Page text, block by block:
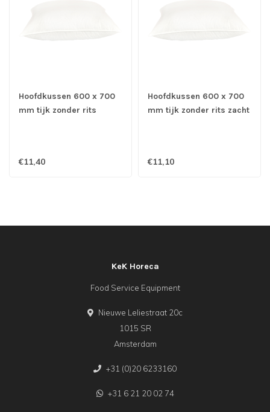
Hoofdkussen 600 x 700
mm tijk zonder rits
€11,40
Hoofdkussen 600 x 700
mm tijk zonder rits zacht
€11,10
KeK Horeca
Food Service Equipment
Nieuwe Leliestraat 20c
1015 SR
Amsterdam
+31 (0)20 6233160
+31 6 21 20 02 74